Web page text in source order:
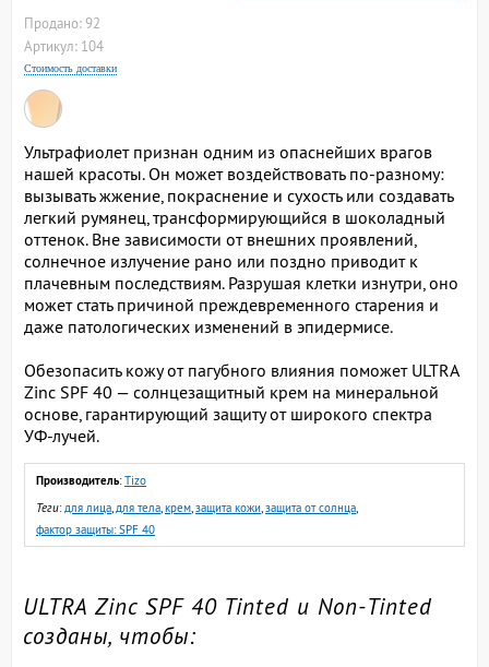
Продано: 92
Артикул: 104
Стоимость доставки
Ультрафиолет признан одним из опаснейших врагов
нашей красоты. Он может воздействовать по-разному:
вызывать жжение, покраснение и сухость или создавать
легкий румянец, трансформирующийся в шоколадный
оттенок. Вне зависимости от внешних проявлений,
солнечное излучение рано или поздно приводит к
плачевным последствиям. Разрушая клетки изнутри, оно
может стать причиной преждевременного старения и
даже патологических изменений в эпидермисе.
Обезопасить кожу от пагубного влияния поможет ULTRA
Zinc SPF 40 — солнцезащитный крем на минеральной
основе, гарантирующий защиту от широкого спектра
УФ-лучей.
Производитель:Tizo
Теги:для лица,для тела,крем,защита кожи,защита от солнца,
фактор защиты: SPF 40
ULTRA Zinc SPF 40 Tinted и Non-Tinted
созданы, чтобы: